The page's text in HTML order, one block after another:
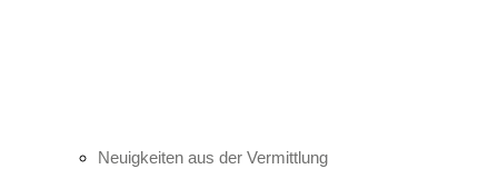
Neuigkeiten aus der Vermittlung